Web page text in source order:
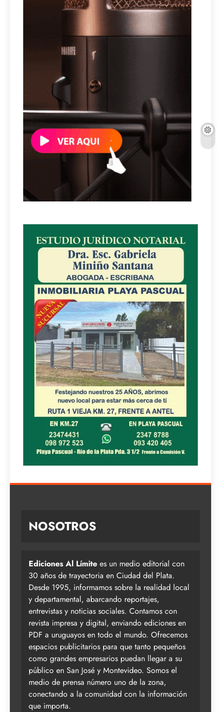
NOSOTROS
Ediciones Al Límite es un medio editorial con
30 años de trayectoria en Ciudad del Plata.
Desde 1995, informamos sobre la realidad local
y departamental, abarcando reportajes,
entrevistas y noticias sociales. Contamos con
revista impresa y digital, enviando ediciones en
PDF a uruguayos en todo el mundo. Ofrecemos
espacios publicitarios para que tanto pequeños
como grandes empresarios puedan llegar a su
público en San José y Montevideo. Somos el
medio de prensa número uno de la zona,
conectando a la comunidad con la información
que importa.